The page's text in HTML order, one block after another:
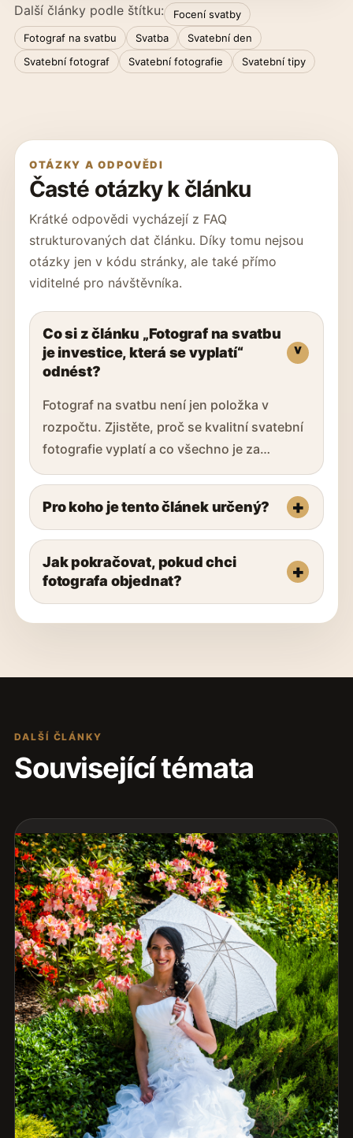
Další články podle štítku:
Focení svatby
Fotograf na svatbu
Svatba
Svatební den
Svatební fotograf
Svatební fotografie Svatební tipy
OTÁZKY A ODPOVĚDI
Časté otázky k článku
Krátké odpovědi vycházejí z FAQ
strukturovaných dat článku. Díky tomu nejsou
otázky jen v kódu stránky, ale také přímo
viditelné pro návštěvníka.
Co si z článku „Fotograf na svatbu
je investice, která se vyplatí“
odnést?
Fotograf na svatbu není jen položka v
rozpočtu. Zjistěte, proč se kvalitní svatební
fotografie vyplatí a co všechno je za…
Pro koho je tento článek určený?
Jak pokračovat, pokud chci
fotografa objednat?
DALŠÍ ČLÁNKY
Související témata